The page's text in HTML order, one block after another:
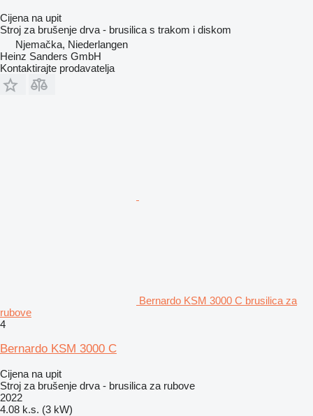
Cijena na upit
Stroj za brušenje drva - brusilica s trakom i diskom
Njemačka, Niederlangen
Heinz Sanders GmbH
Kontaktirajte prodavatelja
Bernardo KSM 3000 C brusilica za
rubove
4
Bernardo KSM 3000 C
Cijena na upit
Stroj za brušenje drva - brusilica za rubove
2022
4.08 k.s. (3 kW)